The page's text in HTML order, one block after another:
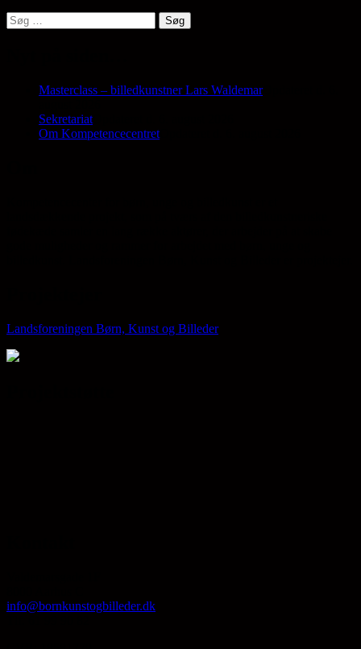
Søg
efter:
Masterclass – billedkunstner Lars WaldemarOpdateret d. 6.
Sekretariat
Om Kompetencecentret
Landsforeningen Børn, Kunst og Billeder
info@bornkunstogbilleder.dk